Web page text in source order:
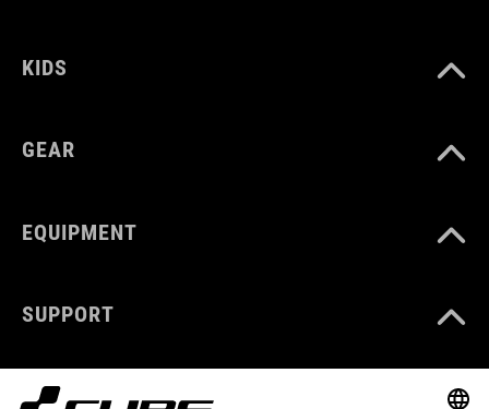
KIDS
GEAR
EQUIPMENT
SUPPORT
ABOUT US